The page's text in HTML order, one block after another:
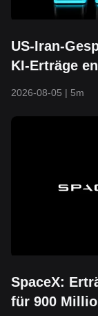
US-Iran-
KI-Erträge
2026-08-05 | 5m
SpaceX:
für 900